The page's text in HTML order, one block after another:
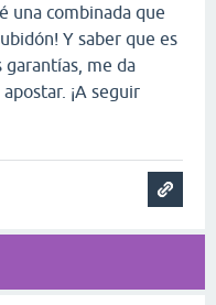
una combinada que
Y saber que es
garantías, me da
¡A seguir